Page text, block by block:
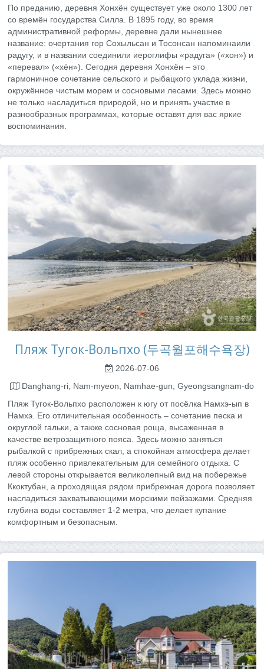
По преданию, деревня Хонхён существует уже около 1300 лет
со времён государства Силла. В 1895 году, во время
административной реформы, деревне дали нынешнее
название: очертания гор Сохыльсан и Тосонсан напоминаили
радугу, и в названии соединили иероглифы «радуга» («хон») и
«перевал» («хён»). Сегодня деревня Хонхён – это
гармоничное сочетание сельского и рыбацкого уклада жизни,
окружённое чистым морем и сосновыми лесами. Здесь можно
не только насладиться природой, но и принять участие в
разнообразных программах, которые оставят для вас яркие
воспоминания.
Пляж Тугок-Вольпхо (두곡월포해수욕장)
2026-07-06
Danghang-ri, Nam-myeon, Namhae-gun, Gyeongsangnam-do
Пляж Тугок-Вольпхо расположен к югу от посёлка Намхэ-ып в
Намхэ. Его отличительная особенность – сочетание песка и
округлой гальки, а также сосновая роща, высаженная в
качестве ветрозащитного пояса. Здесь можно заняться
рыбалкой с прибрежных скал, а спокойная атмосфера делает
пляж особенно привлекательным для семейного отдыха. С
левой стороны открывается великолепный вид на побережье
Ккоктубан, а проходящая рядом прибрежная дорога позволяет
насладиться захватывающими морскими пейзажами. Средняя
глубина воды составляет 1-2 метра, что делает купание
комфортным и безопасным.